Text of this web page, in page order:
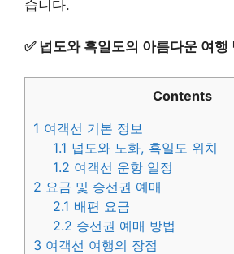
습니다.
✅ 넙도와 흑일도의 아름다운 여행
Contents
1 여객선 기본 정보
1.1 넙도와 노화, 흑일도 위치
1.2 여객선 운항 일정
2 요금 및 승선권 예매
2.1 배편 요금
2.2 승선권 예매 방법
3 여객선 여행의 장점